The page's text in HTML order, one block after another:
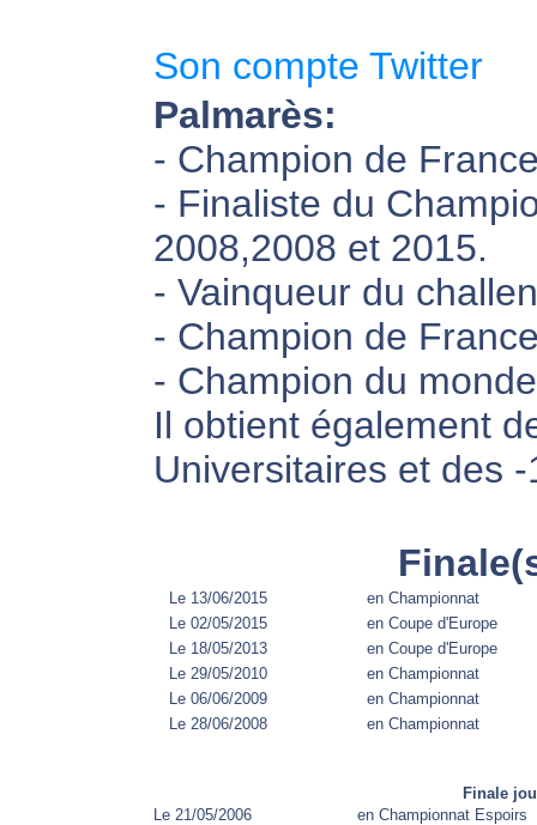
Son compte Twitter
Palmarès:
- Champion de
- Finaliste du
2008,2008 et 2015.
- Vainqueur du
- Champion de
- Champion du
Il obtient également
Universitaires et des
Le 13/06/2015
en Championnat
Le 02/05/2015
en Coupe d'Europe
Le 18/05/2013
en Coupe d'Europe
Le 29/05/2010
en Championnat
Le 06/06/2009
en Championnat
Le 28/06/2008
en Championnat
Finale
Le 21/05/2006
en Championnat Espoirs